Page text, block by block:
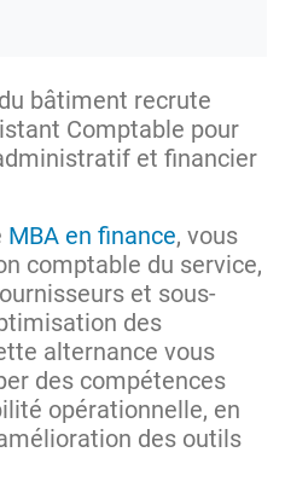
bâtiment recrute
Comptable pour
et financier
MBA en finance, vous
comptable du service,
et sous-
des
alternance vous
des compétences
opérationnelle, en
des outils